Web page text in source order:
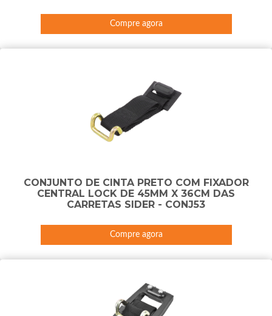
Compre agora
CONJUNTO DE CINTA PRETO COM FIXADOR
CENTRAL LOCK DE 45MM X 36CM DAS
CARRETAS SIDER - CONJ53
Compre agora